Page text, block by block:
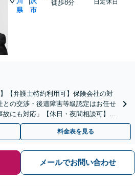
県
市
徒歩8分
【弁護士特約利用可】保険会社の対
との交渉・後遺障害等級認定はお任せ
にも対応」【休日・夜間相談可】相
対応します。
料金表を見る
メールでお問い合わせ